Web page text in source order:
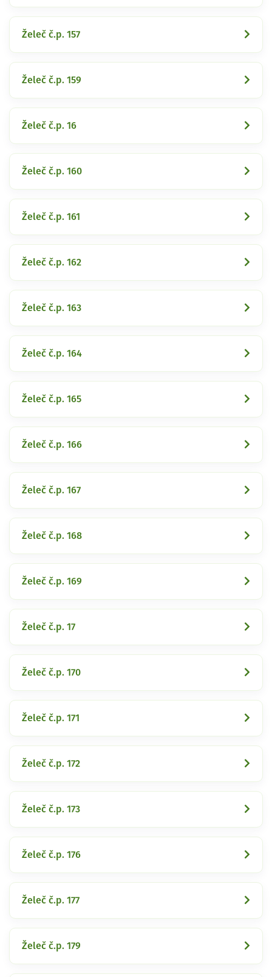
Želeč č.p. 157
Želeč č.p. 159
Želeč č.p. 16
Želeč č.p. 160
Želeč č.p. 161
Želeč č.p. 162
Želeč č.p. 163
Želeč č.p. 164
Želeč č.p. 165
Želeč č.p. 166
Želeč č.p. 167
Želeč č.p. 168
Želeč č.p. 169
Želeč č.p. 17
Želeč č.p. 170
Želeč č.p. 171
Želeč č.p. 172
Želeč č.p. 173
Želeč č.p. 176
Želeč č.p. 177
Želeč č.p. 179